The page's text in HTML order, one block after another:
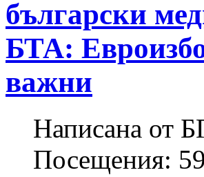
български
БТА:
важни
Написана от
Посещения: